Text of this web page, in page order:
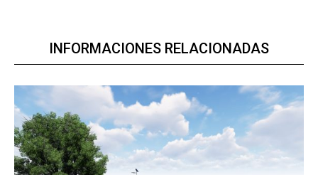
INFORMACIONES RELACIONADAS